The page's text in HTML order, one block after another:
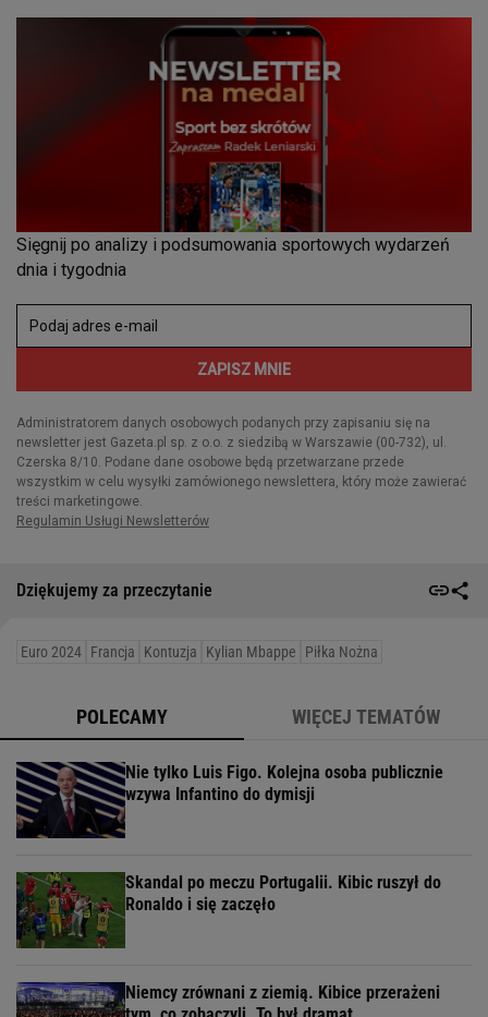
Dziękujemy za przeczytanie
Euro 2024 Francja Kontuzja Kylian Mbappe Piłka Nożna
POLECAMY WIĘCEJ TEMATÓW
Nie tylko Luis Figo. Kolejna osoba publicznie
wzywa Infantino do dymisji
Skandal po meczu Portugalii. Kibic ruszył do
Ronaldo i się zaczęło
Niemcy zrównani z ziemią. Kibice przerażeni